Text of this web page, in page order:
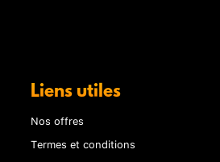
Liens utiles
Nos offres
Termes et conditions